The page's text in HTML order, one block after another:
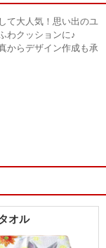
て大人気！思い出のユ
わクッションに♪
からデザイン作成も承
詳細はコチラ
オル